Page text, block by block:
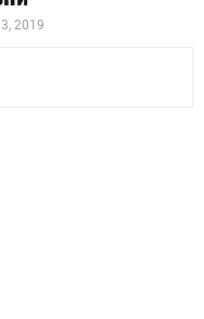
2019